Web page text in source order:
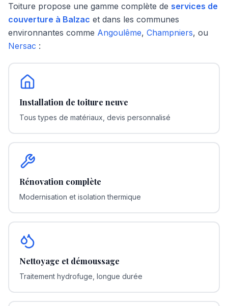
Toiture propose une gamme complète de services de
couverture à Balzac et dans les communes
environnantes comme Angoulême, Champniers, ou
Nersac :
Installation de toiture neuve
Tous types de matériaux, devis personnalisé
Rénovation complète
Modernisation et isolation thermique
Nettoyage et démoussage
Traitement hydrofuge, longue durée